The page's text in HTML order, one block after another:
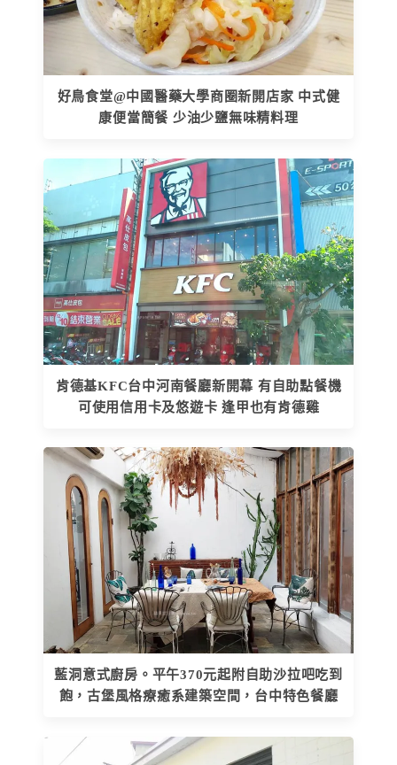
好鳥食堂@中國醫藥大學商圈新開店家 中式健
康便當簡餐 少油少鹽無味精料理
肯德基KFC台中河南餐廳新開幕 有自助點餐機
可使用信用卡及悠遊卡 逢甲也有肯德雞
藍洞意式廚房。平午370元起附自助沙拉吧吃到
飽，古堡風格療癒系建築空間，台中特色餐廳